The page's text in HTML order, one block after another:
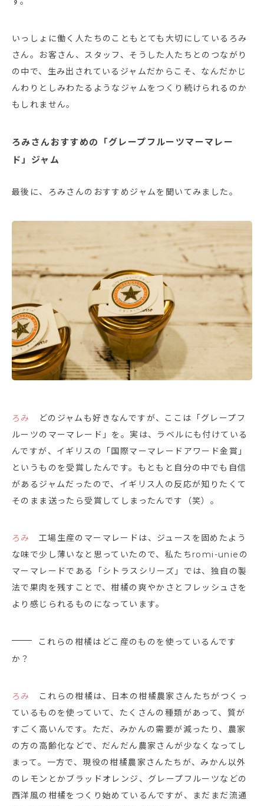
いっしょに働く人たちのこともとても大切にしているろみ
さん。お客さん、スタッフ、そうした人たちとのつながり
の中で、生み出されているジャムだからこそ、なんだかじ
んわりとしみわたるようなジャムをつくり続けられるのか
もしれません。
ろみさんおすすめの「グレープフルーツマーマレー
ド」ジャム
最後に、ろみさんのおすすめジャムを聞いてみました。
ろみ
どのジャムも好きなんですが、ここは「グレープフ
ルーツのマーマレード」を。実は、ラベルにも付けている
んですが、イギリスの「国際マーマレードアワード金賞」
というものを受賞したんです。もともと自分の中でも自信
があるジャムだったので、イギリス人の反応が知りたくて
そのまま送ったら受賞してしまったんです（笑）。
ろみ
工場生産のマーマレードは、ジュースを固めたよう
な味で少し薄いなと思っていたので、私たちromi-unieの
マーマレードである「シトラスシリーズ」では、独自の製
法で果肉を残すことで、柑橘の爽やかさとフレッシュさを
より感じられるものになっています。
これらの柑橘はどこ産のものを使っているんです
か？
ろみ
これらの柑橘は、日本の柑橘農家さんたちがつくっ
ているものを使っていて、たくさんの種類があって、質が
すごく高いんです。ただ、みかんの需要が減ったり、農家
の方の高齢化などで、だんだん農家さんが少なくなってし
まって。一方で、現役の柑橘農家さんたちが、みかん以外
のレモンとかブラッドオレンジ、グレープフルーツなどの
西洋風の柑橘をつくり始めているんですが、まだまだ流通